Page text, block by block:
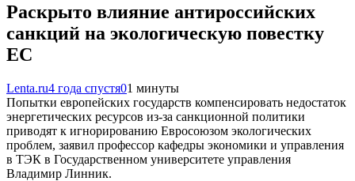
Раскрыто влияние антироссийских
санкций на экологическую повестку
ЕС
Lenta.ru4 года спустя01 минуты
Попытки европейских государств компенсировать недостаток
энергетических ресурсов из-за санкционной политики
приводят к игнорированию Евросоюзом экологических
проблем, заявил профессор кафедры экономики и управления
в ТЭК в Государственном университете управления
Владимир Линник.